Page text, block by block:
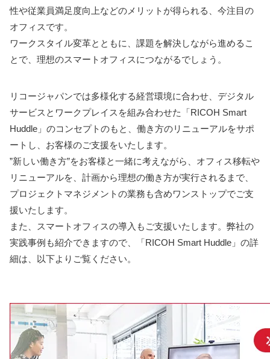
性や従業員満足度向上などのメリットが得られる、今注目の
オフィスです。
ワークスタイル変革とともに、課題を解決しながら進めるこ
とで、理想のスマートオフィスにつながるでしょう。
リコージャパンでは多様化する経営環境に合わせ、デジタル
サービスとワークプレイスを組み合わせた「RICOH Smart
Huddle」のコンセプトのもと、働き方のリニューアルをサポ
ートし、お客様のご支援をいたします。
”新しい働き方”をお客様と一緒に考えながら、オフィス移転や
リニューアルを、計画から理想の働き方が実行されるまで、
プロジェクトマネジメントの業務も含めワンストップでご支
援いたします。
また、スマートオフィスの導入もご支援いたします。弊社の
実践事例も紹介できますので、「RICOH Smart Huddle」の詳
細は、以下よりご覧ください。